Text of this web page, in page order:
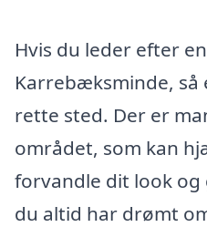
Hvis du leder efter
Karrebæksminde,
rette sted. Der er
området, som kan
forvandle dit look og
du altid har drømt